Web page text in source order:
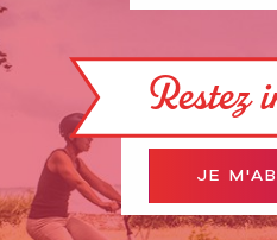
Restez
JE